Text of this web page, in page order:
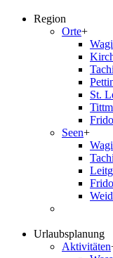
Region
Orte+
St.
Seen+
Urlaubsplanung
Aktivitäten